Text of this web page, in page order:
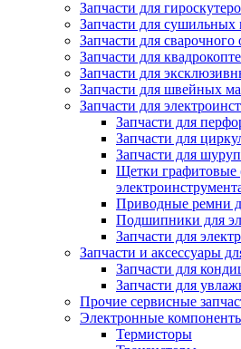
Запчасти для
Запчасти для
Запчасти для сварочного
Запчасти для
Запчасти для
Запчасти для швейных
Запчасти для
Запчасти для
Запчасти для
Запчасти для
Щетки графитовые
Приводные ремни
Подшипники для
Запчасти для
Запчасти и аксессуары
Запчасти для
Запчасти для
Прочие сервисные
Электронные
Термисторы